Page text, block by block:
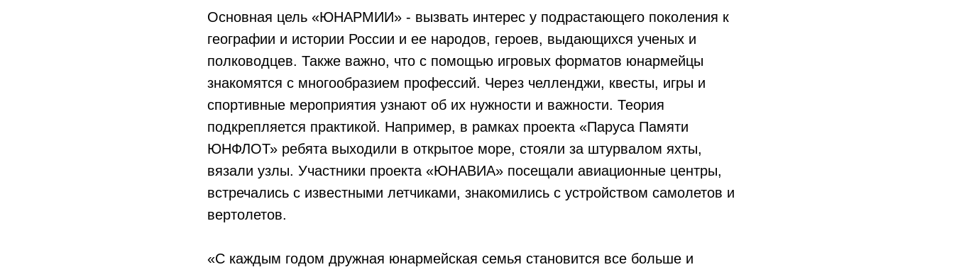
Основная цель «ЮНАРМИИ» - вызвать интерес у подрастающего поколения к
географии и истории России и ее народов, героев, выдающихся ученых и
полководцев. Также важно, что с помощью игровых форматов юнармейцы
знакомятся с многообразием профессий. Через челленджи, квесты, игры и
спортивные мероприятия узнают об их нужности и важности. Теория
подкрепляется практикой. Например, в рамках проекта «Паруса Памяти
ЮНФЛОТ» ребята выходили в открытое море, стояли за штурвалом яхты,
вязали узлы. Участники проекта «ЮНАВИА» посещали авиационные центры,
встречались с известными летчиками, знакомились с устройством самолетов и
вертолетов.
«С каждым годом дружная юнармейская семья становится все больше и